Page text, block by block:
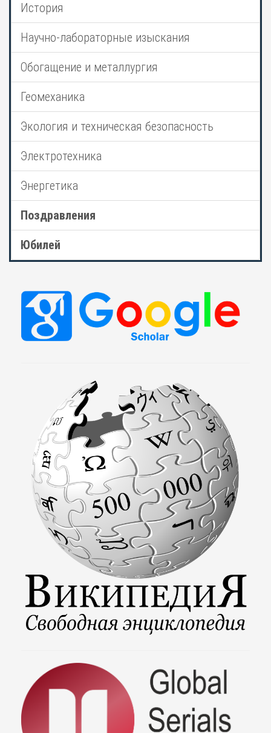
История
Научно-лабораторные изыскания
Обогащение и металлургия
Геомеханика
Экология и техническая безопасность
Электротехника
Энергетика
Поздравления
Юбилей